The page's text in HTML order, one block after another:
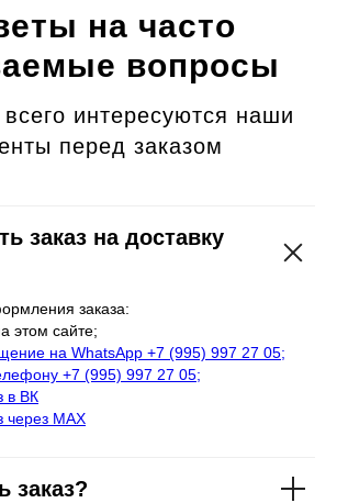
на часто
вопросы
интересуются наши
перед заказом
заказ на доставку
заказа:
этом сайте;
на WhatsApp +7 (995) 997 27 05;
+7 (995) 997 27 05;
в ВК
через МАХ
заказ?